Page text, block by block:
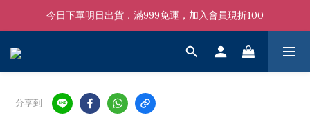
今日下單明日出貨．滿999免運，加入會員現折100
分享到